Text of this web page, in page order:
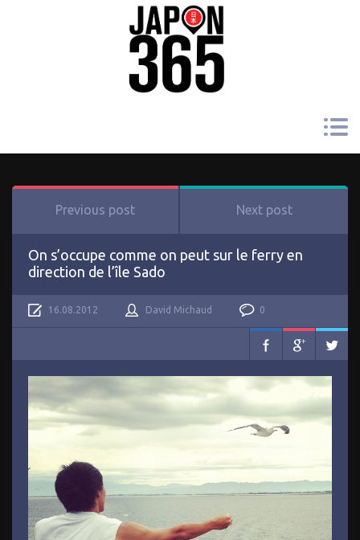
Previous post Next post
On s’occupe comme on peut sur le ferry en
direction de l’île Sado
16.08.2012 David Michaud 0